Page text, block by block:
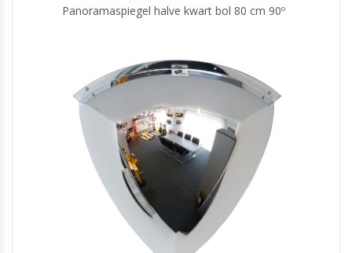
Panoramaspiegel halve kwart bol 80 cm 90º